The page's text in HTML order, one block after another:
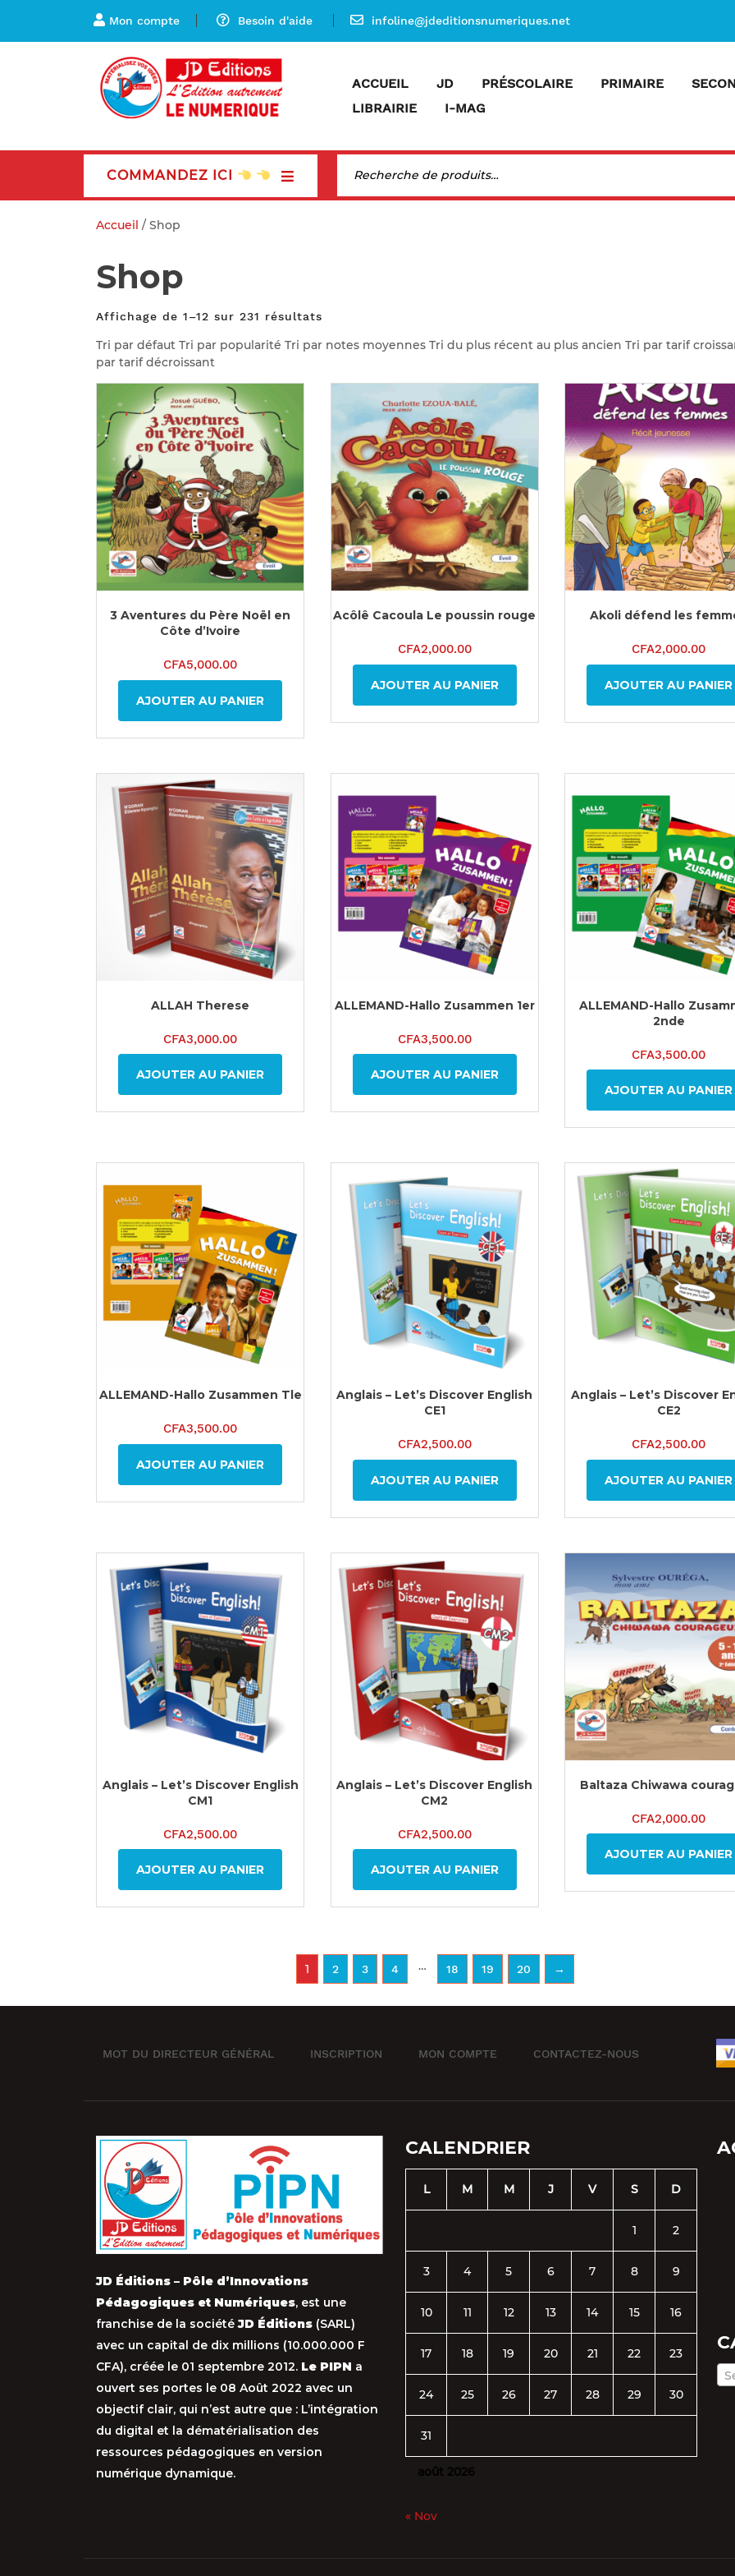
Mon compte Besoin d'aide infoline@jdeditionsnumeriques.net
ACCUEIL JD PRÉSCOLAIRE PRIMAIRE
LIBRAIRIE
I-MAG
COMMANDEZ ICI
Accueil / Shop
Shop
Affichage de 1–12 sur 231 résultats
Tri par défaut Tri par popularité Tri par notes moyennes Tri du plus récent au plus ancien Tri par tarif
par tarif décroissant
3 Aventures du Père Noël en
Côte d’Ivoire
CFA5,000.00
AJOUTER AU PANIER
Acôlê Cacoula Le poussin rouge
CFA2,000.00
AJOUTER AU PANIER
Akoli défend les
CFA2,000.00
AJOUTER AU PANIER
ALLAH Therese
CFA3,000.00
AJOUTER AU PANIER
ALLEMAND-Hallo Zusammen 1er
CFA3,500.00
AJOUTER AU PANIER
ALLEMAND-Hallo
2nde
CFA3,500.00
AJOUTER AU PANIER
ALLEMAND-Hallo Zusammen Tle
CFA3,500.00
AJOUTER AU PANIER
Anglais – Let’s Discover English
CE1
CFA2,500.00
AJOUTER AU PANIER
Anglais – Let’s Discover
CE2
CFA2,500.00
AJOUTER AU PANIER
Anglais – Let’s Discover English
CM1
CFA2,500.00
AJOUTER AU PANIER
Anglais – Let’s Discover English
CM2
CFA2,500.00
AJOUTER AU PANIER
Baltaza Chiwawa
CFA2,000.00
AJOUTER AU PANIER
1 2 3 4 … 18 19 20 →
MOT DU DIRECTEUR GÉNÉRAL INSCRIPTION MON COMPTE CONTACTEZ-NOUS
JD Éditions – Pôle d’Innovations
Pédagogiques et Numériques, est une
franchise de la sociétéJD Éditions (SARL)
avec un capital de dix millions (10.000.000 F
CFA), créée le 01 septembre 2012. Le PIPN a
ouvert ses portes le 08 Août 2022 avec un
objectif clair, qui n’est autre que : L’intégration
du digital et la dématérialisation des
ressources pédagogiques en version
numérique dynamique.
CALENDRIER
août 2026
L M M J V S D
1 2
3 4 5 6 7 8 9
10 11 12 13 14 15 16
17 18 19 20 21 22 23
24 25 26 27 28 29 30
31
« Nov